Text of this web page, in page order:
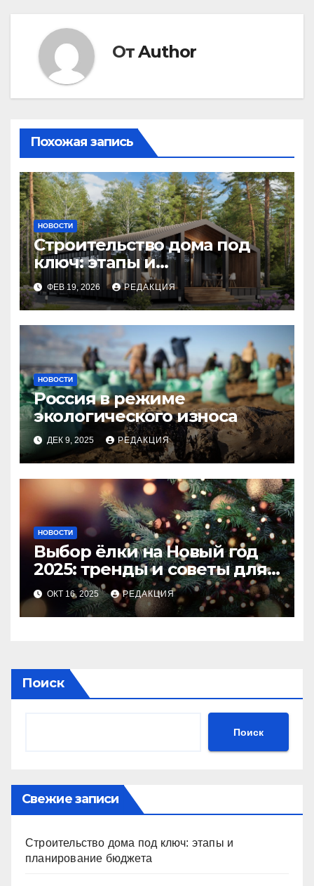
ОтAuthor
Похожая запись
НОВОСТИ
Строительство дома под
ключ: этапы и
планирование бюджета
ФЕВ 19, 2026 РЕДАКЦИЯ
НОВОСТИ
Россия в режиме
экологического износа
ДЕК 9, 2025 РЕДАКЦИЯ
НОВОСТИ
Выбор ёлки на Новый год
2025: тренды и советы для
идеального праздника
ОКТ 16, 2025 РЕДАКЦИЯ
Поиск
Поиск
Свежие записи
Строительство дома под ключ: этапы и
планирование бюджета